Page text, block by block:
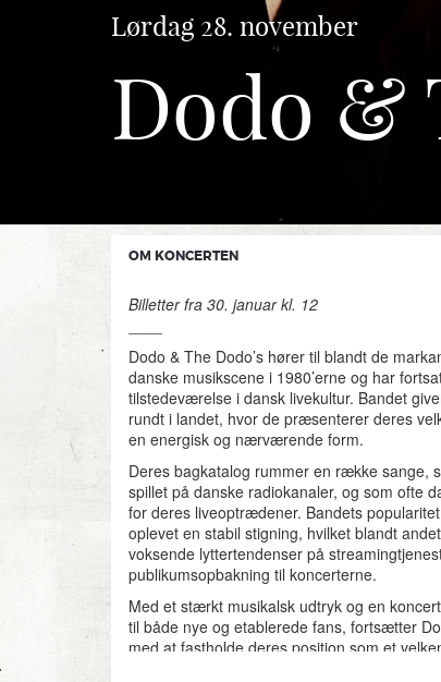
Lørdag 28. november
Dodo &
OM KONCERTEN
Billetter fra 30. januar kl. 12
Dodo & The Dodo’s hører til blandt de
danske musikscene i 1980’erne og har
tilstedeværelse i dansk livekultur. Bandet
rundt i landet, hvor de præsenterer deres
en energisk og nærværende form.
Deres bagkatalog rummer en række sange,
spillet på danske radiokanaler, og som ofte
for deres liveoptrædener. Bandets
oplevet en stabil stigning, hvilket blandt
voksende lyttertendenser på
publikumsopbakning til koncerterne.
Med et stærkt musikalsk udtryk og en
til både nye og etablerede fans, fortsætter
med at fastholde deres position som et